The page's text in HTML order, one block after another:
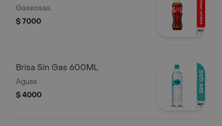
Gaseosas.
$ 7000
Brisa Sin Gas 600ML
Aguas
$ 4000